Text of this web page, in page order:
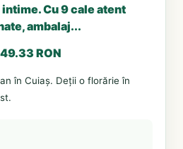
Cu 9 cale atent
ambalaj...
RON
în Cuiaș. Deții o florărie în